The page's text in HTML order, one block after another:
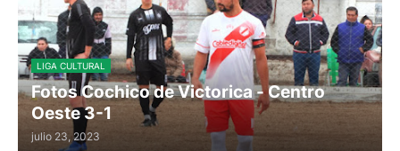
LIGA CULTURAL
Fotos Cochico de Victorica - Centro
Oeste 3-1
julio 23, 2023